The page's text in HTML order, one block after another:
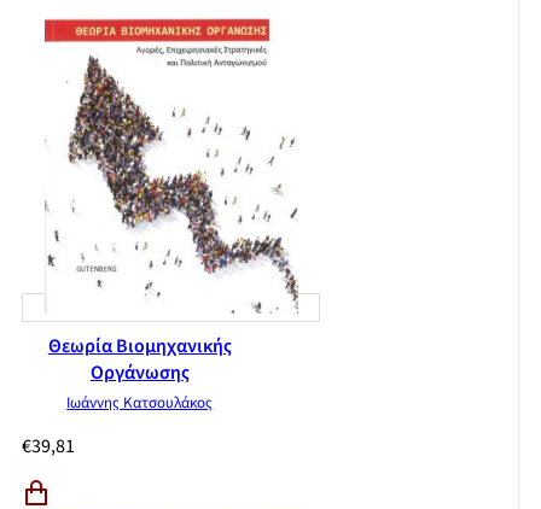
Θεωρία Βιομηχανικής
Οργάνωσης
Ιωάννης Κατσουλάκος
€39,81